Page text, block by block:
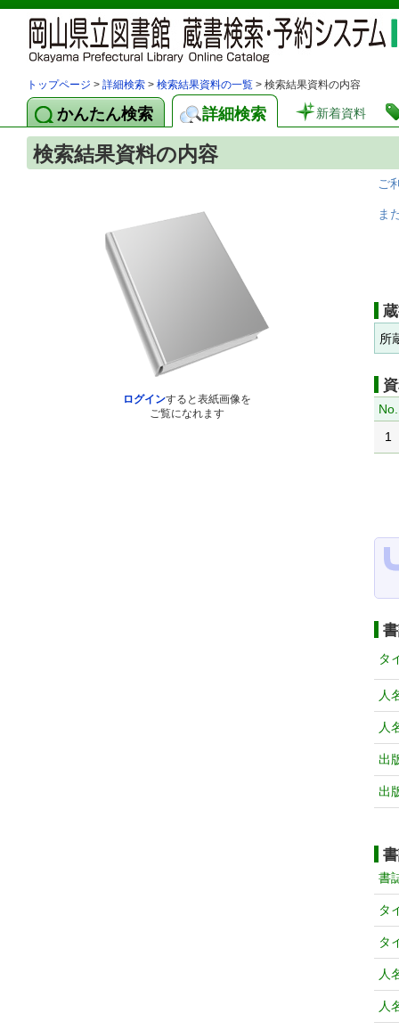
トップページ > 詳細検索 > 検索結果資料の一覧 > 検索結果資料の内容
かんたん検索 詳細検索 新着資料
検索結果資料の内容
ログインすると表紙画像を
ご覧になれます
ご
ま
所
No.
1
タ
人
人
出
出
書
タ
タ
人
人